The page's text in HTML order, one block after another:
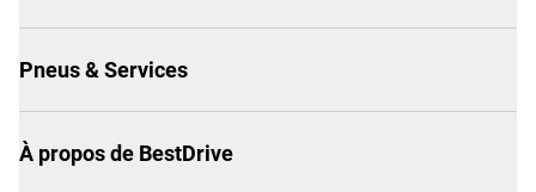
Pneus & Services
À propos de BestDrive